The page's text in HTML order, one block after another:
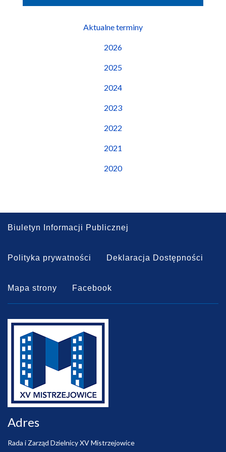
Aktualne terminy
2026
2025
2024
2023
2022
2021
2020
Biuletyn Informacji Publicznej
Polityka prywatności Deklaracja Dostępności
Mapa strony Facebook
Adres
Rada i Zarząd Dzielnicy XV Mistrzejowice